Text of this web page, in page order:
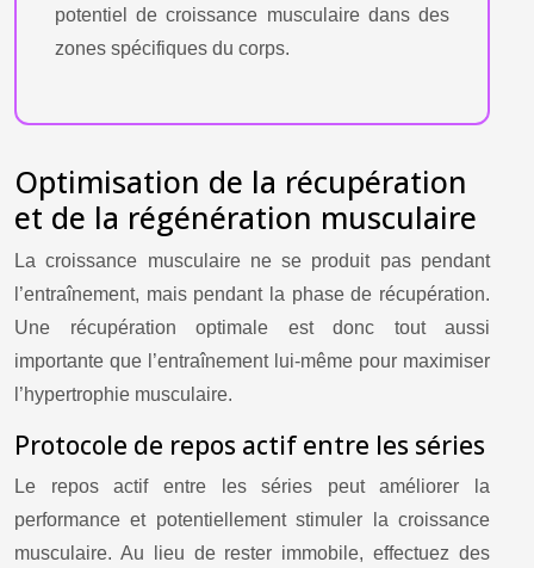
potentiel de croissance musculaire dans des
zones spécifiques du corps.
Optimisation de la récupération
et de la régénération musculaire
La croissance musculaire ne se produit pas pendant
l’entraînement, mais pendant la phase de récupération.
Une récupération optimale est donc tout aussi
importante que l’entraînement lui-même pour maximiser
l’hypertrophie musculaire.
Protocole de repos actif entre les séries
Le repos actif entre les séries peut améliorer la
performance et potentiellement stimuler la croissance
musculaire. Au lieu de rester immobile, effectuez des